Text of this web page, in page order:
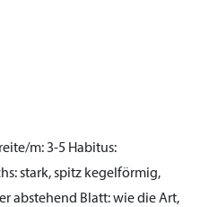
m:3-5 Habitus:
stark, spitz kegelförmig,
abstehend Blatt:wie die Art,